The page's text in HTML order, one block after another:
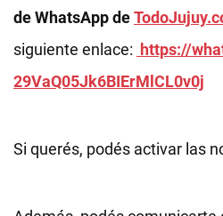
de WhatsApp de
siguiente enlace: https://
29VaQ05Jk6BIErMlCL0v0j
Si querés, podés activar las